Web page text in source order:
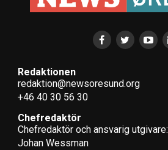
Redaktionen
redaktion@newsoresund.org
+46 40 30 56 30
Chefredaktör
Chefredaktör och ansvarig utgivare:
Johan Wessman